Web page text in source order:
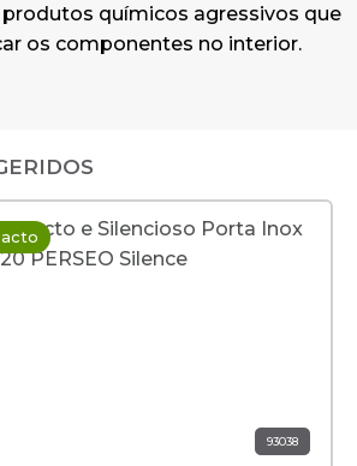
produtos químicos agressivos que
os componentes no interior.
93038